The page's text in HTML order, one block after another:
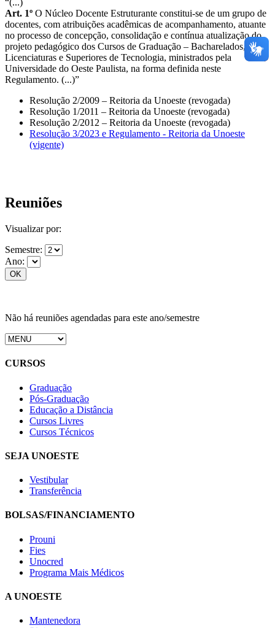
“(...)
Art. 1º O Núcleo Docente Estruturante constitui-se de um grupo de
docentes, com atribuições acadêmicas de acompanhamento, atuante
no processo de concepção, consolidação e contínua atualização do
projeto pedagógico dos Cursos de Graduação – Bacharelados,
Licenciaturas e Superiores de Tecnologia, ministrados pela
Universidade do Oeste Paulista, na forma definida neste
Regulamento. (...)”
Resolução 2/2009 – Reitoria da Unoeste (revogada)
Resolução 1/2011 – Reitoria da Unoeste (revogada)
Resolução 2/2012 – Reitoria da Unoeste (revogada)
Resolução 3/2023 e Regulamento - Reitoria da Unoeste
(vigente)
Reuniões
Visualizar por:
Semestre:
Ano:
Não há reuniões agendadas para este ano/semestre
CURSOS
Graduação
Pós-Graduação
Educação a Distância
Cursos Livres
Cursos Técnicos
SEJA UNOESTE
Vestibular
Transferência
BOLSAS/FINANCIAMENTO
Prouni
Fies
Unocred
Programa Mais Médicos
A UNOESTE
Mantenedora